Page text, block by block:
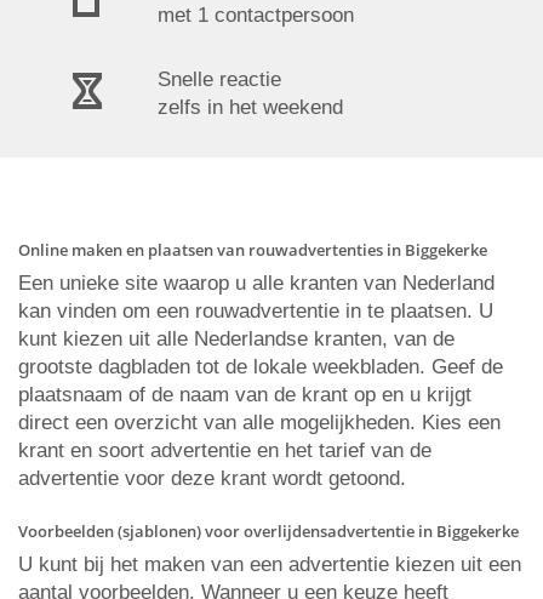
met 1 contactpersoon
Snelle reactie
zelfs in het weekend
Online maken en plaatsen van rouwadvertenties in Biggekerke
Een unieke site waarop u alle kranten van Nederland
kan vinden om een rouwadvertentie in te plaatsen. U
kunt kiezen uit alle Nederlandse kranten, van de
grootste dagbladen tot de lokale weekbladen. Geef de
plaatsnaam of de naam van de krant op en u krijgt
direct een overzicht van alle mogelijkheden. Kies een
krant en soort advertentie en het tarief van de
advertentie voor deze krant wordt getoond.
Voorbeelden (sjablonen) voor overlijdensadvertentie in Biggekerke
U kunt bij het maken van een advertentie kiezen uit een
aantal voorbeelden. Wanneer u een keuze heeft